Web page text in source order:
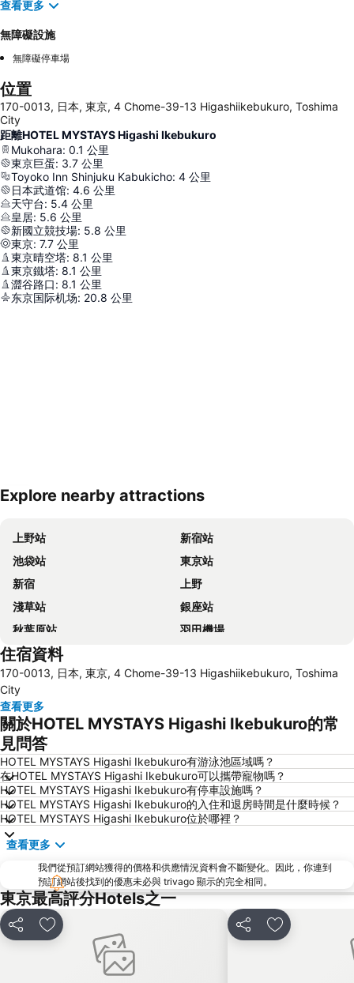
查看更多
無障礙設施
無障礙停車場
位置
170-0013, 日本, 東京, 4 Chome-39-13 Higashiikebukuro, Toshima
City
距離HOTEL MYSTAYS Higashi Ikebukuro
Mukohara: 0.1 公里
東京巨蛋: 3.7 公里
Toyoko Inn Shinjuku Kabukicho: 4 公里
日本武道馆: 4.6 公里
天守台: 5.4 公里
皇居: 5.6 公里
新國立競技場: 5.8 公里
東京: 7.7 公里
東京晴空塔: 8.1 公里
東京鐵塔: 8.1 公里
澀谷路口: 8.1 公里
东京国际机场: 20.8 公里
展開地圖
Explore nearby attractions
上野站
新宿站
池袋站
東京站
新宿
上野
淺草站
銀座站
秋葉原站
羽田機場
品川站
錦系釘站
橫濱車站
東京迪士尼
日本橋站
Shibuya
Haneda Airport International Terminal Station
赤坂站
東京巨蛋城
六本木車站
原宿站
羽田機場 東京國際機場
幕張展覽館
築地魚市場
太陽城
Nippori Station
Tachikawa Station
赤羽站
Omiya Station
Ginza Metro Station
住宿資料
170-0013, 日本, 東京, 4 Chome-39-13 Higashiikebukuro, Toshima
City
查看更多
關於HOTEL MYSTAYS Higashi Ikebukuro的常
見問答
HOTEL MYSTAYS Higashi Ikebukuro有游泳池區域嗎？
在HOTEL MYSTAYS Higashi Ikebukuro可以攜帶寵物嗎？
HOTEL MYSTAYS Higashi Ikebukuro有停車設施嗎？
HOTEL MYSTAYS Higashi Ikebukuro的入住和退房時間是什麼時候？
HOTEL MYSTAYS Higashi Ikebukuro位於哪裡？
查看更多
我們從預訂網站獲得的價格和供應情況資料會不斷變化。因此，你連到
預訂網站後找到的優惠未必與 trivago 顯示的完全相同。
東京最高評分Hotels之一
分享 放到收藏夾 分享 放到收藏夾